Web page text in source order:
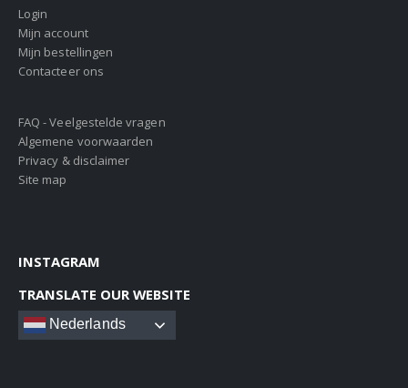
Login
Mijn account
Mijn bestellingen
Contacteer ons
FAQ - Veelgestelde vragen
Algemene voorwaarden
Privacy & disclaimer
Site map
INSTAGRAM
TRANSLATE OUR WEBSITE
Nederlands